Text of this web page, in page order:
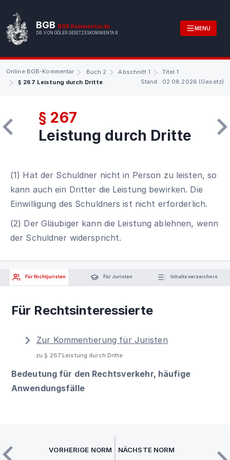
BGB BGB.Kommentar.de
DR. VON GÖLER GESETZESKOMMENTAR
MENU
Online BGB-Kommentar Buch 2 Abschnitt 1
Titel 1
§ 267 Leistung durch Dritte
Stand: 02.08.2026 (Gesetz)
§ 267
Leistung durch Dritte
(1) Hat der Schuldner nicht in Person zu leisten, so
kann auch ein Dritter die Leistung bewirken. Die
Einwilligung des Schuldners ist nicht erforderlich.
(2) Der Gläubiger kann die Leistung ablehnen, wenn
der Schuldner widerspricht.
Für Nichtjuristen Für Juristen Inhaltsverzeichnis
Für Rechtsinteressierte
Zur Kommentierung für Juristen
zu § 267 Leistung durch Dritte
Bedeutung für den Rechtsverkehr, häufige
Anwendungsfälle
VORHERIGE NORM NÄCHSTE NORM